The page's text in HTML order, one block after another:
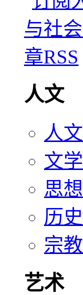
人文
人文
文学
思想
历史
宗教
艺术